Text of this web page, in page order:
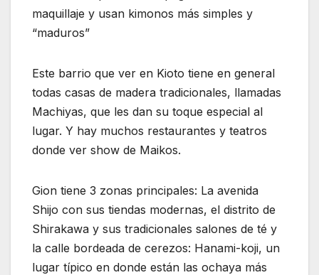
maquillaje y usan kimonos más simples y
“maduros”
Este barrio que ver en Kioto tiene en general
todas casas de madera tradicionales, llamadas
Machiyas, que les dan su toque especial al
lugar. Y hay muchos restaurantes y teatros
donde ver show de Maikos.
Gion tiene 3 zonas principales: La avenida
Shijo con sus tiendas modernas, el distrito de
Shirakawa y sus tradicionales salones de té y
la calle bordeada de cerezos: Hanami-koji, un
lugar típico en donde están las ochaya más